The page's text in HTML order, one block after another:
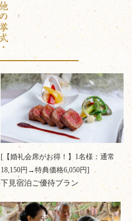
[【婚礼会席がお得！】1名様：通常
18,150円→特典価格6,050円]
下見宿泊ご優待プラン